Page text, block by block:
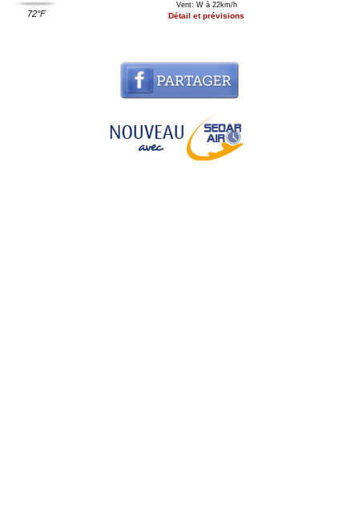
72°F
Vent: W à 22km/h
Détail et prévisions